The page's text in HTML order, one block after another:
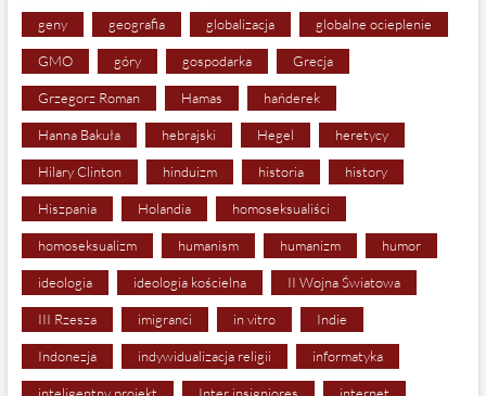
geny geografia globalizacja globalne ocieplenie
GMO góry gospodarka Grecja
Grzegorz Roman Hamas hańderek
Hanna Bakuła hebrajski Hegel heretycy
Hilary Clinton hinduizm historia history
Hiszpania Holandia homoseksualiści
homoseksualizm humanism humanizm humor
ideologia ideologia kościelna II Wojna Światowa
III Rzesza imigranci in vitro Indie
Indonezja indywidualizacja religii informatyka
inteligentny projekt Inter insigniores internet